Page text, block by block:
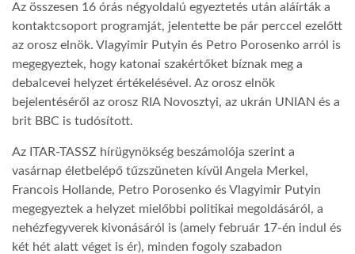
AFRIKA TUDÁSTÁR
A NAP SZÉPE
GLOBOZSARU
DOBRAVERO.HU
Az összesen 16 órás négyoldalú egyeztetés után aláírták a
kontaktcsoport programját, jelentette be pár perccel ezelőtt
az orosz elnök. Vlagyimir Putyin és Petro Porosenko arról is
megegyeztek, hogy katonai szakértőket bíznak meg a
debalcevei helyzet értékelésével. Az orosz elnök
bejelentéséről az orosz RIA Novosztyi, az ukrán UNIAN és a
brit BBC is tudósított.
Az ITAR-TASSZ hírügynökség beszámolója szerint a
vasárnap életbelépő tűzszüneten kívül Angela Merkel,
Francois Hollande, Petro Porosenko és Vlagyimir Putyin
megegyeztek a helyzet mielőbbi politikai megoldásáról, a
nehézfegyverek kivonásáról is (amely február 17-én indul és
két hét alatt véget is ér), minden fogoly szabadon